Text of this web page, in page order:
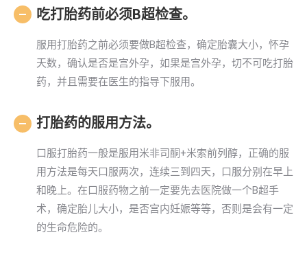
吃打胎药前必须B超检查。
服用打胎药之前必须要做B超检查，确定胎囊大小，怀孕
天数，确认是否是宫外孕，如果是宫外孕，切不可吃打胎
药，并且需要在医生的指导下服用。
打胎药的服用方法。
口服打胎药一般是服用米非司酮+米索前列醇，正确的服
用方法是每天口服两次，连续三到四天，口服分别在早上
和晚上。在口服药物之前一定要先去医院做一个B超手
术，确定胎儿大小，是否宫内妊娠等等，否则是会有一定
的生命危险的。